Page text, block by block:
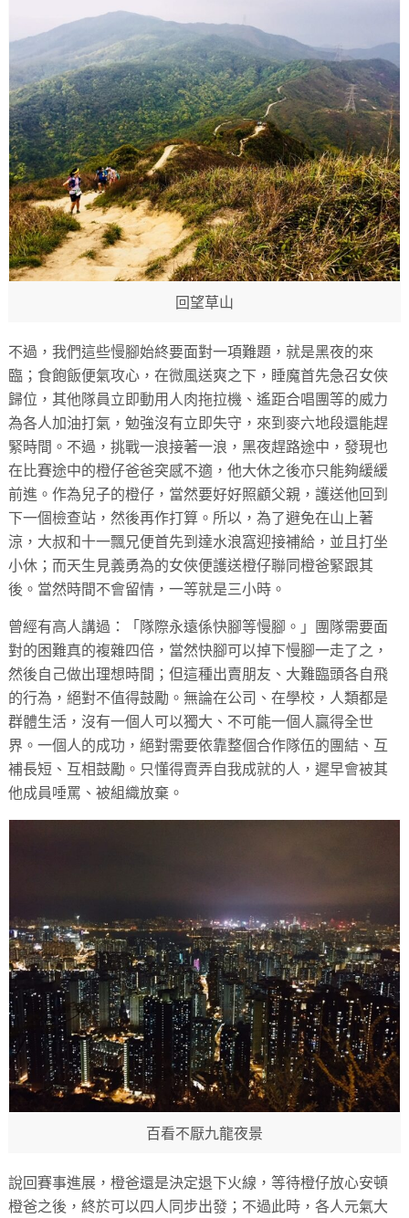
回望草山
不過，我們這些慢腳始終要面對一項難題，就是黑夜的來
臨；食飽飯便氣攻心，在微風送爽之下，睡魔首先急召女俠
歸位，其他隊員立即動用人肉拖拉機、遙距合唱團等的威力
為各人加油打氣，勉強沒有立即失守，來到麥六地段還能趕
緊時間。不過，挑戰一浪接著一浪，黑夜趕路途中，發現也
在比賽途中的橙仔爸爸突感不適，他大休之後亦只能夠緩緩
前進。作為兒子的橙仔，當然要好好照顧父親，護送他回到
下一個檢查站，然後再作打算。所以，為了避免在山上著
涼，大叔和十一飄兄便首先到達水浪窩迎接補給，並且打坐
小休；而天生見義勇為的女俠便護送橙仔聯同橙爸緊跟其
後。當然時間不會留情，一等就是三小時。
曾經有高人講過：「隊際永遠係快腳等慢腳。」團隊需要面
對的困難真的複雜四倍，當然快腳可以掉下慢腳一走了之，
然後自己做出理想時間；但這種出賣朋友、大難臨頭各自飛
的行為，絕對不值得鼓勵。無論在公司、在學校，人類都是
群體生活，沒有一個人可以獨大、不可能一個人贏得全世
界。一個人的成功，絕對需要依靠整個合作隊伍的團結、互
補長短、互相鼓勵。只懂得賣弄自我成就的人，遲早會被其
他成員唾罵、被組織放棄。
百看不厭九龍夜景
說回賽事進展，橙爸還是決定退下火線，等待橙仔放心安頓
橙爸之後，終於可以四人同步出發；不過此時，各人元氣大